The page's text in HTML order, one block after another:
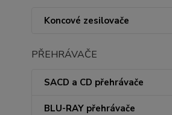
Koncové zesilovače
PŘEHRÁVAČE
SACD a CD přehrávače
BLU-RAY přehrávače